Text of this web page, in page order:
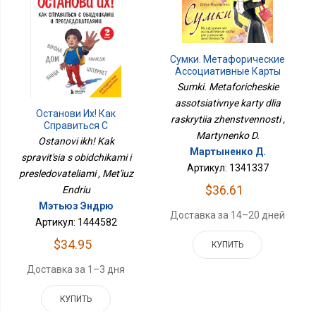
Останови Их! Как
Справиться С
Обидчиками И
Ostanovi ikh! Kak
spravit'sia s obidchikami i
presledovateliami , Met'iuz
Endriu
Мэтьюз Эндрю
Артикул: 1444582
$34.95
Доставка за 1–3 дня
КУПИТЬ
Сумки. Метафорические
Ассоциативные Карты
Для Раскрытия
Sumki. Metaforicheskie
assotsiativnye karty dlia
raskrytiia zhenstvennosti ,
Martynenko D.
Мартыненко Д.
Артикул: 1341337
$36.61
Доставка за 14–20 дней
КУПИТЬ